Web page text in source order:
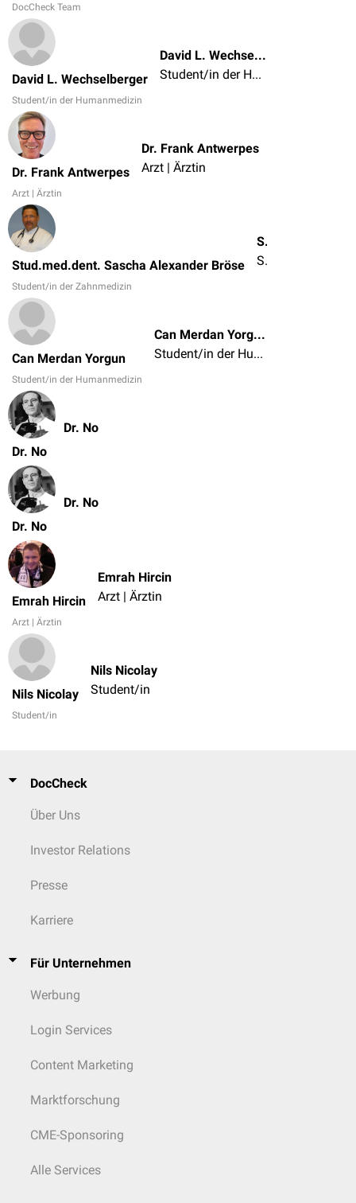
DocCheck Team
David L. Wechselberger
Student/in der Humanmedizin
David L. Wechselberger
Student/in der Humanmedizin
Dr. Frank Antwerpes
Arzt | Ärztin
Dr. Frank Antwerpes
Arzt | Ärztin
Stud.med.dent. Sascha Alexander Bröse
Student/in der Zahnmedizin
Stud.med.dent. Sascha Alexander Bröse
Student/in der Zahnmedizin
Can Merdan Yorgun
Student/in der Humanmedizin
Can Merdan Yorgun
Student/in der Humanmedizin
Dr. No
Dr. No
Dr. No
Dr. No
Emrah Hircin
Arzt | Ärztin
Emrah Hircin
Arzt | Ärztin
Nils Nicolay
Student/in
Nils Nicolay
Student/in
DocCheck
Über Uns
Investor Relations
Presse
Karriere
Für Unternehmen
Werbung
Login Services
Content Marketing
Marktforschung
CME-Sponsoring
Alle Services